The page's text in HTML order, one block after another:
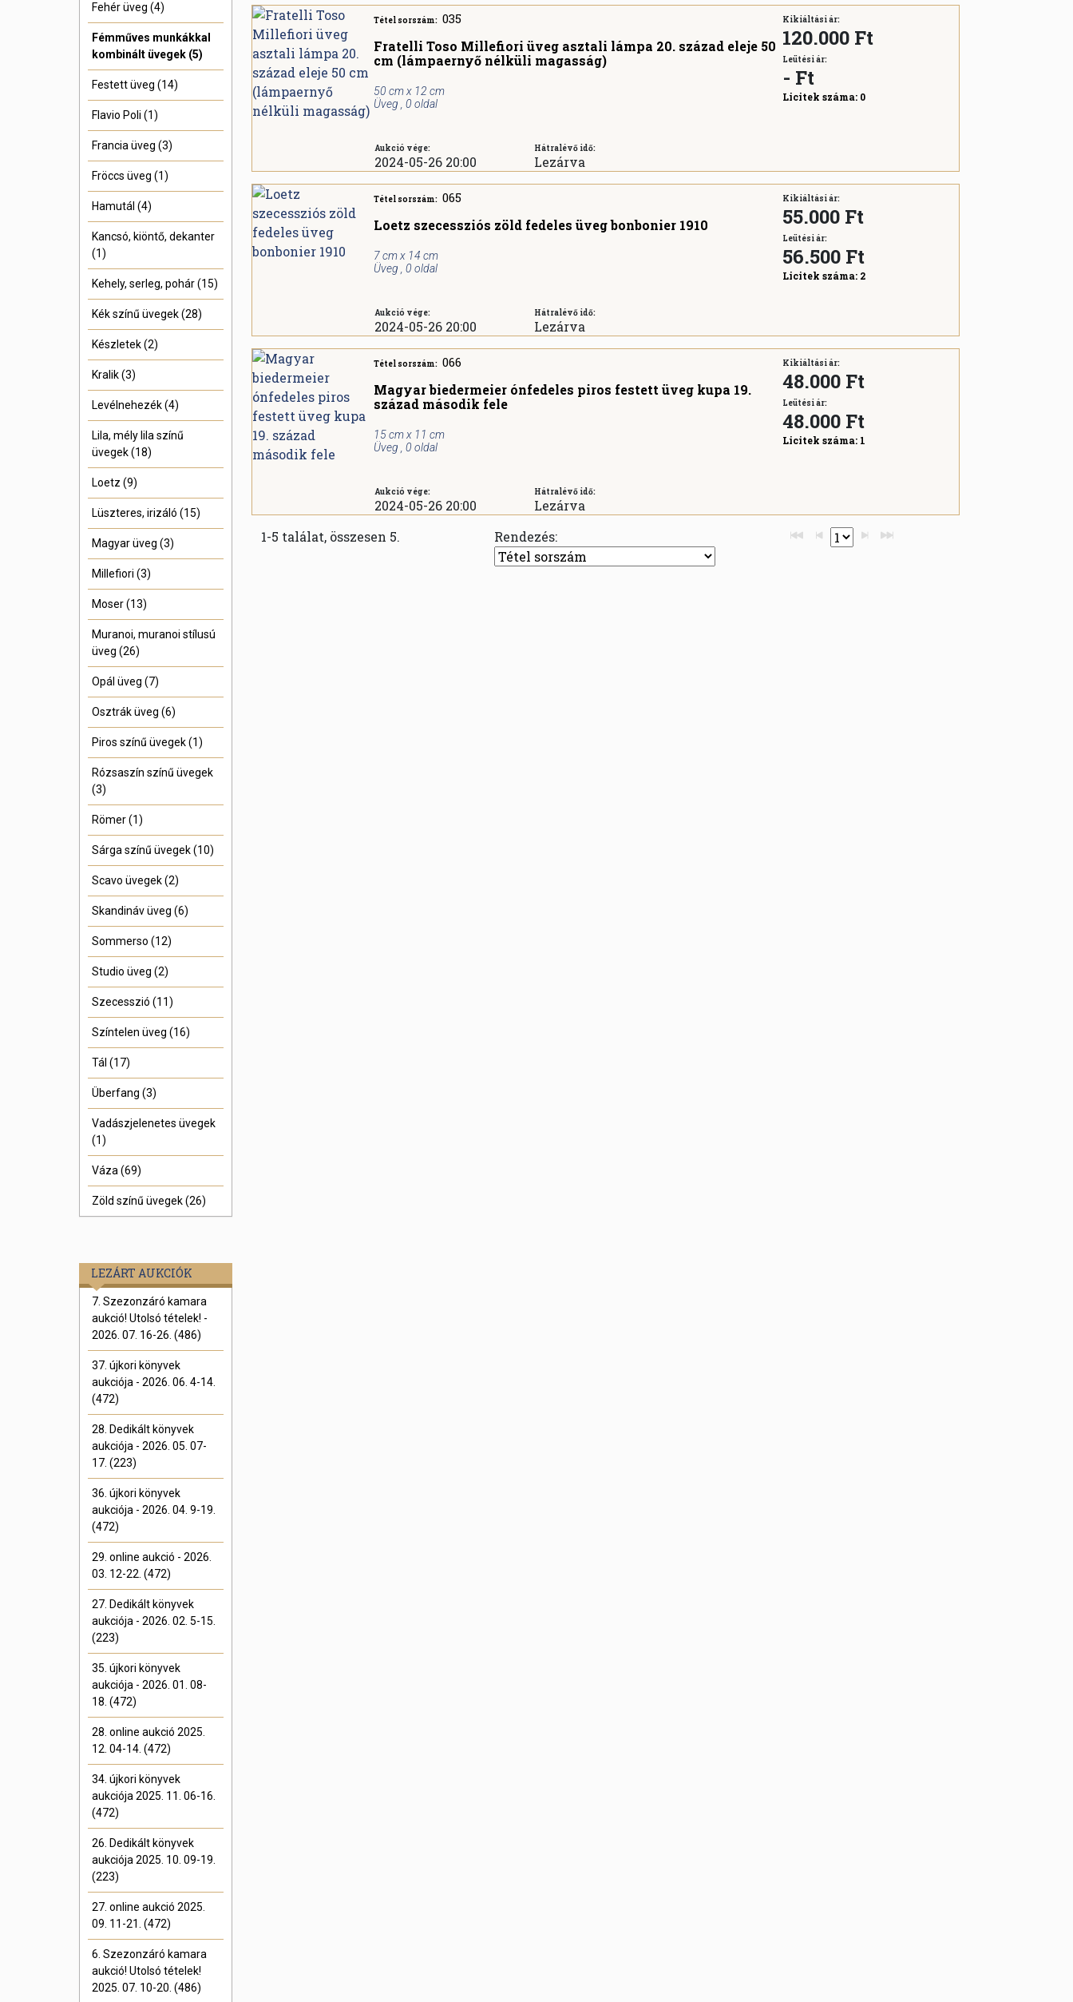
Fehér üveg (4)
Fémműves munkákkal
kombinált üvegek (5)
Festett üveg (14)
Flavio Poli (1)
Francia üveg (3)
Fröccs üveg (1)
Hamutál (4)
Kancsó, kiöntő, dekanter
(1)
Kehely, serleg, pohár (15)
Kék színű üvegek (28)
Készletek (2)
Kralik (3)
Levélnehezék (4)
Lila, mély lila színű
üvegek (18)
Loetz (9)
Lüszteres, irizáló (15)
Magyar üveg (3)
Millefiori (3)
Moser (13)
Muranoi, muranoi stílusú
üveg (26)
Opál üveg (7)
Osztrák üveg (6)
Piros színű üvegek (1)
Rózsaszín színű üvegek
(3)
Römer (1)
Sárga színű üvegek (10)
Scavo üvegek (2)
Skandináv üveg (6)
Sommerso (12)
Studio üveg (2)
Szecesszió (11)
Színtelen üveg (16)
Tál (17)
Überfang (3)
Vadászjelenetes üvegek
(1)
Váza (69)
Zöld színű üvegek (26)
LEZÁRT AUKCIÓK
7. Szezonzáró kamara
aukció! Utolsó tételek! -
2026. 07. 16-26. (486)
37. újkori könyvek
aukciója - 2026. 06. 4-14.
(472)
28. Dedikált könyvek
aukciója - 2026. 05. 07-
17. (223)
36. újkori könyvek
aukciója - 2026. 04. 9-19.
(472)
29. online aukció - 2026.
03. 12-22. (472)
27. Dedikált könyvek
aukciója - 2026. 02. 5-15.
(223)
35. újkori könyvek
aukciója - 2026. 01. 08-
18. (472)
28. online aukció 2025.
12. 04-14. (472)
34. újkori könyvek
aukciója 2025. 11. 06-16.
(472)
26. Dedikált könyvek
aukciója 2025. 10. 09-19.
(223)
27. online aukció 2025.
09. 11-21. (472)
6. Szezonzáró kamara
aukció! Utolsó tételek!
2025. 07. 10-20. (486)
Tétel sorszám: 035
Fratelli Toso Millefiori üveg asztali lámpa 20. század eleje 50
cm (lámpaernyő nélküli magasság)
50 cm x 12 cm
Üveg , 0 oldal
Aukció vége:
2024-05-26 20:00
Hátralévő idő:
Lezárva
Kikiáltási ár:
120.000 Ft
Leütési ár:
- Ft
Licitek száma: 0
Tétel sorszám: 065
Loetz szecessziós zöld fedeles üveg bonbonier 1910
7 cm x 14 cm
Üveg , 0 oldal
Aukció vége:
2024-05-26 20:00
Hátralévő idő:
Lezárva
Kikiáltási ár:
55.000 Ft
Leütési ár:
56.500 Ft
Licitek száma: 2
Tétel sorszám: 066
Magyar biedermeier ónfedeles piros festett üveg kupa 19.
század második fele
15 cm x 11 cm
Üveg , 0 oldal
Aukció vége:
2024-05-26 20:00
Hátralévő idő:
Lezárva
Kikiáltási ár:
48.000 Ft
Leütési ár:
48.000 Ft
Licitek száma: 1
1-5 találat, összesen 5. Rendezés: